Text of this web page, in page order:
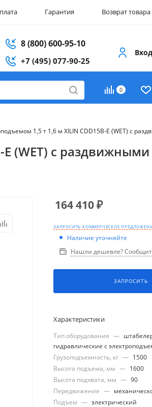
Гарантия Возврат товара
8 (800) 600-95-10
+7 (495) 077-90-25
Вход
0
1,5 т 1,6 м XILIN CDD15B-E (WET) с
(WET) с раздвижными
164 410₽
ЗАПРОСИТЬ КОММЕРЧЕСКОЕ
Наличие уточняйте
Нашли дешевле?
ЗАПРОСИТЬ
Характеристики
Тип оборудования —
гидравлические с
Грузоподъемность, кг — 1500
Высота подъема, мм — 1600
Высота подхвата, мм — 90
Передвижение —
Подъем — электрический